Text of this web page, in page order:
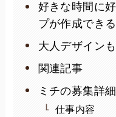
好きな時間に
プが作成でき
大人デザイン
関連記事
ミチの募集詳細
仕事内容